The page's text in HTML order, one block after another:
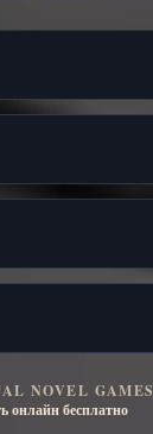
NOVEL GAMES
онлайн бесплатно